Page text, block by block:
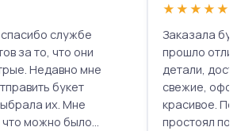
службе
за то, что они
Недавно мне
букет
их. Мне
что можно было
★★★★★
Заказала
прошло
детали,
свежие,
красивое.
простоял